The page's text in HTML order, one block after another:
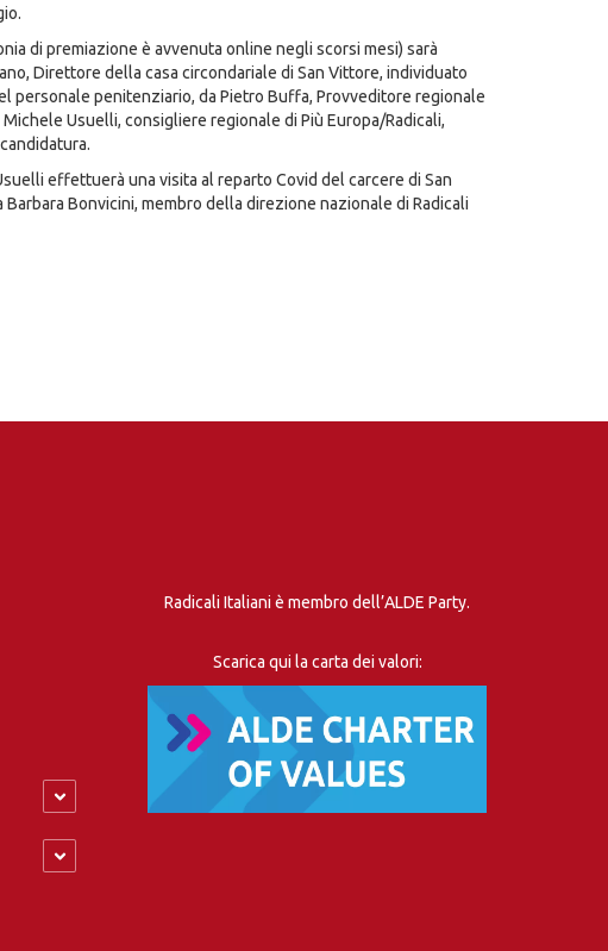
di premiazione è avvenuta online negli scorsi mesi) sarà
Direttore della casa circondariale di San Vittore, individuato
personale penitenziario, da Pietro Buffa, Provveditore regionale
Usuelli, consigliere regionale di Più Europa/Radicali,
effettuerà una visita al reparto Covid del carcere di San
Bonvicini, membro della direzione nazionale di Radicali
Radicali Italiani è membro dell’ALDE Party.
Scarica qui la carta dei valori: